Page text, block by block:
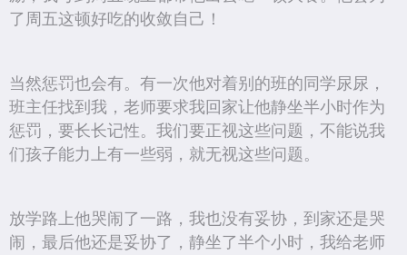
了周五这顿好吃的收敛自己！
当然惩罚也会有。有一次他对着别的班的同学尿尿，
班主任找到我，老师要求我回家让他静坐半小时作为
惩罚，要长长记性。我们要正视这些问题，不能说我
们孩子能力上有一些弱，就无视这些问题。
放学路上他哭闹了一路，我也没有妥协，到家还是哭
闹，最后他还是妥协了，静坐了半个小时，我给老师